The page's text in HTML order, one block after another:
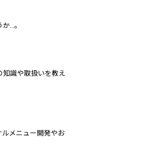
…。
知識や取扱いを教え
メニュー開発やお